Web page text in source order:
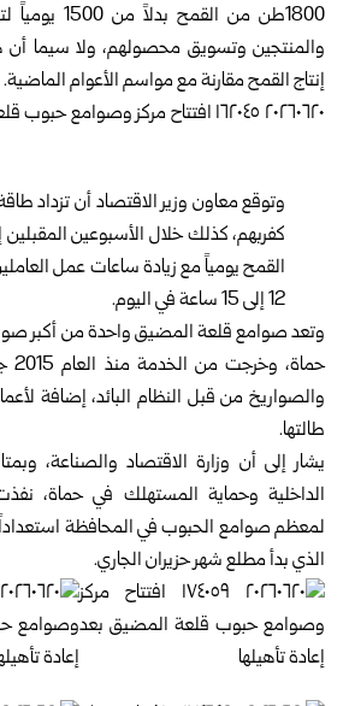
1800طن من
والمنتجين وتسويق محصولهم، ‏ولا سيما أن
إنتاج القمح مقارنة مع مواسم الأعوام الماضية.
وتوقع معاون وزير الاقتصاد أن تزداد
القمح يومياً مع زيادة ساعات عمل
12 إلى 15 ساعة في اليوم.
وتعد صوامع قلعة المضيق واحدة من أكبر
حماة
،‏
والصواريخ من قبل ‏النظام البائد، إضافة
طالتها.
يشار إلى أن وزارة الاقتصاد والصناعة،
‏الداخلية وحماية ‏المستهلك في حماة،
لمعظم ‏صوامع الحبوب في المحافظة
الذي بدأ مطلع شهر حزيران الجاري.‏